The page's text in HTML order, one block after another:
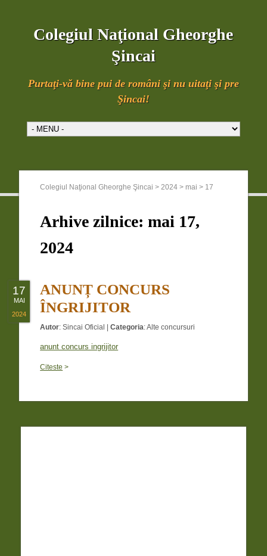
Colegiul Naţional Gheorghe
Şincai
Purtaţi-vă bine pui de români şi nu uitaţi şi pre
Şincai!
Colegiul Naţional Gheorghe Şincai >2024 > mai > 17
Arhive zilnice:mai 17,
2024
ANUNȚ CONCURS
ÎNGRIJITOR
Autor:Sincai Oficial |Categoria:Alte concursuri
anunt concurs ingrijitor
Citeste >
17
MAI
2024